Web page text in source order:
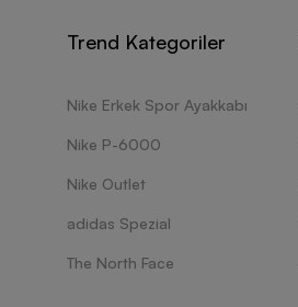
Trend Kategoriler
Nike Erkek Spor Ayakkabı
Nike P-6000
Nike Outlet
adidas Spezial
The North Face